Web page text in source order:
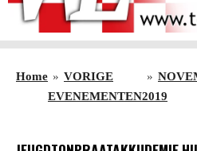
Home » VORIGE
EVENEMENTEN
»
2019